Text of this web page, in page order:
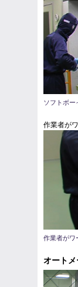
ソフトボ
作業者が
作業者がワ
オート